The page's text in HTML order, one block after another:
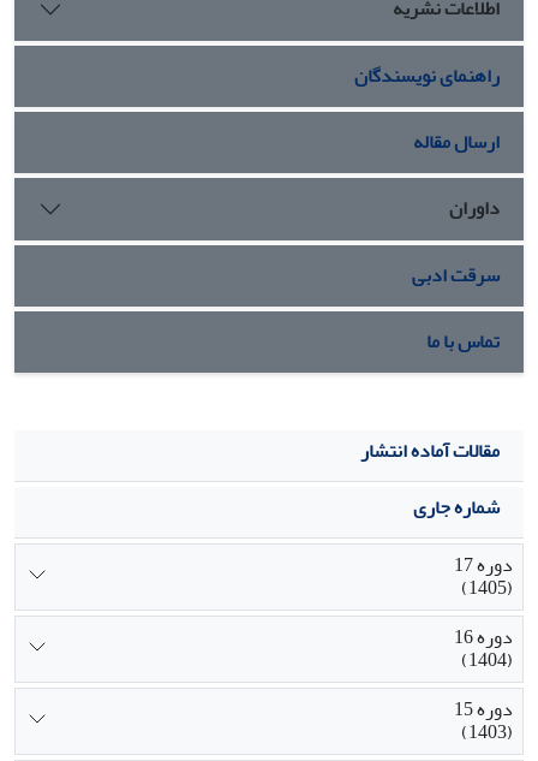
CREB در قطعه­ی کمری نخاع موش صحرایی شده و از افزایش
بیان ژن نامطلوب GSK3 جلوگیری کرده است. هم‌چنین دوزهای
به‌کار رفته دارو قادر به‌تغییر در بیان ژن­ BDNF نشد.
اطلاعات نشریه
راهنمای نویسندگان
ارسال مقاله
داوران
سرقت ادبی
تماس با ما
مقالات آماده انتشار
شماره جاری
دوره 17
(1405)
دوره 16
(1404)
دوره 15
(1403)